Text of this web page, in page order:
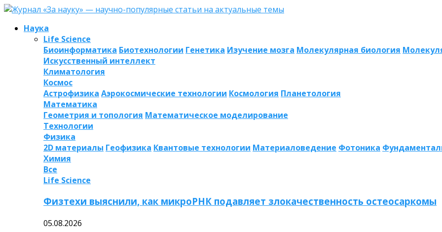
Наука
Life Science
Биоинформатика Биотехнологии Генетика Изучение мозга Молекулярная биология
Искусственный интеллект
Климатология
Космос
Астрофизика Аэрокосмические технологии Космология Планетология
Математика
Геометрия и топология Математическое моделирование
Технологии
Физика
2D материалы Геофизика Квантовые технологии Материаловедение Фотоника
Химия
Все
Life Science
Физтехи выяснили, как микроРНК подавляет злокачественность остеосаркомы
05.08.2026